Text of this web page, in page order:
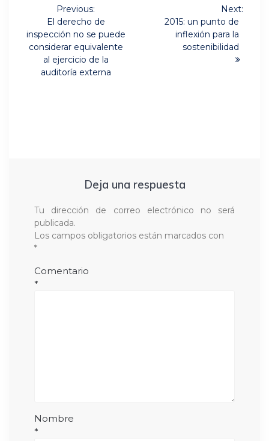
entradas
Previous:
Previous
post:
El derecho de
inspección no se puede
considerar equivalente
al ejercicio de la
auditoría externa
Next:
2015: un punto de
inflexión para la
sostenibilidad
Deja una respuesta
Tu dirección de correo electrónico no será
publicada.
Los campos obligatorios están marcados con
*
Comentario
*
Nombre
*